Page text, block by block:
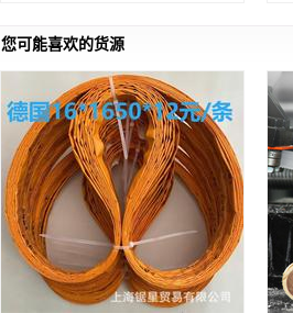
您可能喜欢的货源